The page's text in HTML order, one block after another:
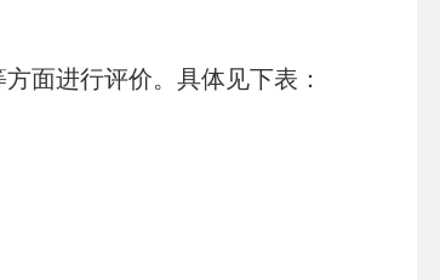
面进行评价。具体见下表：